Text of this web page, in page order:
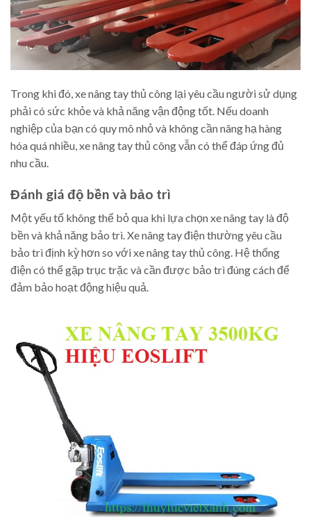
Trong khi đó, xe nâng tay thủ công lại yêu cầu người sử dụng
phải có sức khỏe và khả năng vận động tốt. Nếu doanh
nghiệp của bạn có quy mô nhỏ và không cần nâng hạ hàng
hóa quá nhiều, xe nâng tay thủ công vẫn có thể đáp ứng đủ
nhu cầu.
Đánh giá độ bền và bảo trì
Một yếu tố không thể bỏ qua khi lựa chọn xe nâng tay là độ
bền và khả năng bảo trì. Xe nâng tay điện thường yêu cầu
bảo trì định kỳ hơn so với xe nâng tay thủ công. Hệ thống
điện có thể gặp trục trặc và cần được bảo trì đúng cách để
đảm bảo hoạt động hiệu quả.